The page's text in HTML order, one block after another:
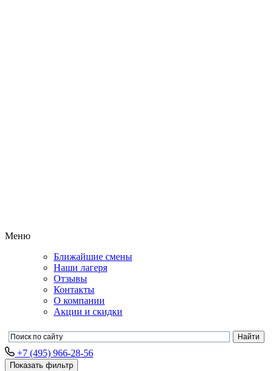
Меню
Ближайшие смены
Наши лагеря
Отзывы
Контакты
О компании
Акции и скидки
+7 (495) 966-28-56
Показать фильтр